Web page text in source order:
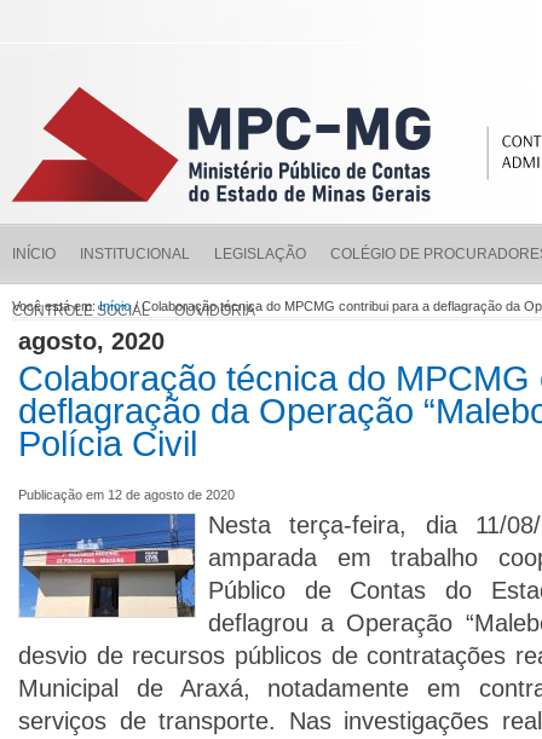
INÍCIO INSTITUCIONAL LEGISLAÇÃO COLÉGIO DE
CONTROLE SOCIAL OUVIDORIA
Você está em:Início/ Colaboração técnica do MPCMG contribui para a deflagração da
agosto, 2020
Colaboração técnica do
deflagração da Operação
Polícia Civil
Publicação em 12 de agosto de 2020
Nesta terça-feira, dia 11/
amparada em trabalho
Público de Contas do
deflagrou a Operação
desvio de recursos públicos de contratações
Municipal de Araxá, notadamente em
serviços de transporte. Nas investigações